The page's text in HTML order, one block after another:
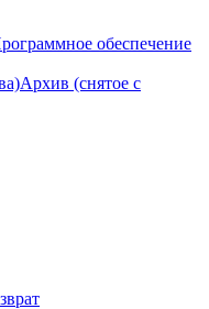
обеспечение
Архив (снятое с